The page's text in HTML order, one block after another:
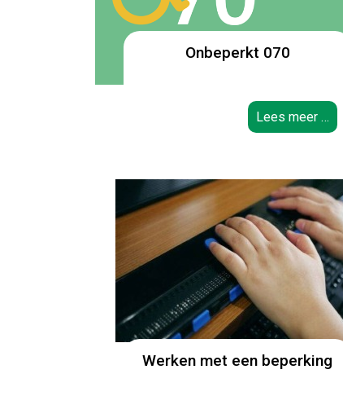
Onbeperkt 070
Lees meer …
Werken met een beperking